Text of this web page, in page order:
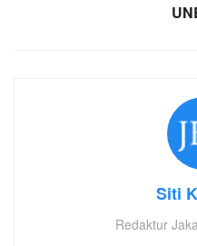
Siti
Redaktur